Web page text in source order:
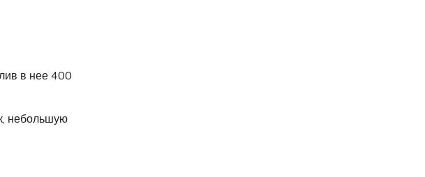
в нее 400
небольшую